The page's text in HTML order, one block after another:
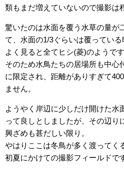
類もまだ増えていないので撮影は
驚いたのは水面を覆う水草の量が
て、水面の1/3ぐらいは覆っている
よく見ると全てヒシ(菱)のようです
そのため水鳥たちの居場所も中心
に限定され、距離がありすぎて
ません。
ようやく岸辺に少しだけ開けた水
って良しとしましたが、その辺り
興ざめも甚だしい限り。
やはりここは冬鳥が多く渡ってく
初夏にかけての撮影フィールドで